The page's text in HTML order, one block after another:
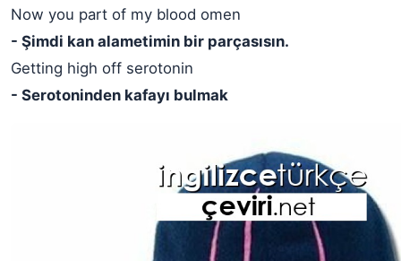
Now you part of my blood omen
- Şimdi kan alametimin bir parçasısın.
Getting high off serotonin
- Serotoninden kafayı bulmak